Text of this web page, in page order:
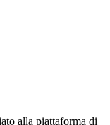
alla piattaforma di